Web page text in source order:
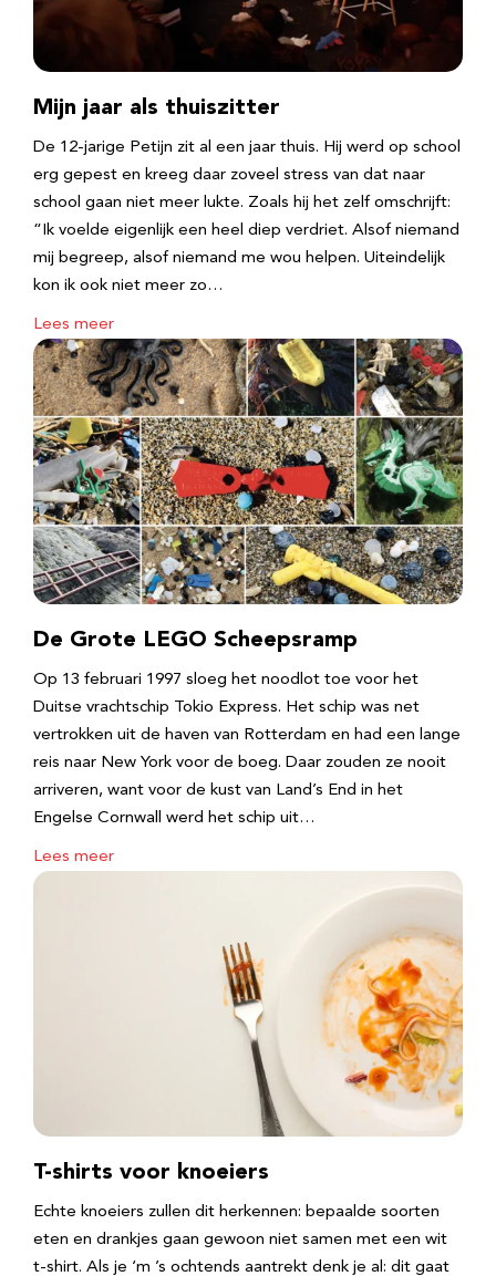
Mijn jaar als thuiszitter
De 12-jarige Petijn zit al een jaar thuis. Hij werd op school
erg gepest en kreeg daar zoveel stress van dat naar
school gaan niet meer lukte. Zoals hij het zelf omschrijft:
“Ik voelde eigenlijk een heel diep verdriet. Alsof niemand
mij begreep, alsof niemand me wou helpen. Uiteindelijk
kon ik ook niet meer zo…
Lees meer
De Grote LEGO Scheepsramp
Op 13 februari 1997 sloeg het noodlot toe voor het
Duitse vrachtschip Tokio Express. Het schip was net
vertrokken uit de haven van Rotterdam en had een lange
reis naar New York voor de boeg. Daar zouden ze nooit
arriveren, want voor de kust van Land’s End in het
Engelse Cornwall werd het schip uit…
Lees meer
T-shirts voor knoeiers
Echte knoeiers zullen dit herkennen: bepaalde soorten
eten en drankjes gaan gewoon niet samen met een wit
t-shirt. Als je ‘m ’s ochtends aantrekt denk je al: dit gaat